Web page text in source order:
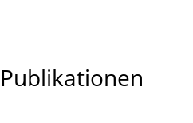
Publikationen